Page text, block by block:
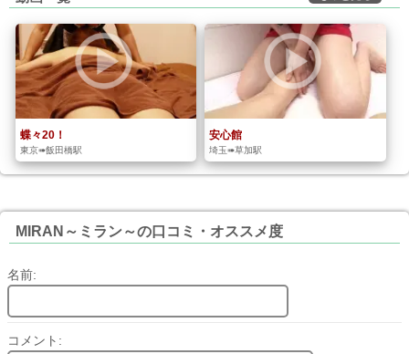
蝶々20！
東京➠飯田橋駅
安心館
埼玉➠草加駅
MIRAN～ミラン～の口コミ・オススメ度
名前:
コメント: